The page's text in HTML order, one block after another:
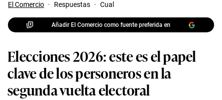
El Comercio · Respuestas · Cual
Añadir El Comercio como fuente preferida en
Elecciones 2026: este es el papel
clave de los personeros en la
segunda vuelta electoral